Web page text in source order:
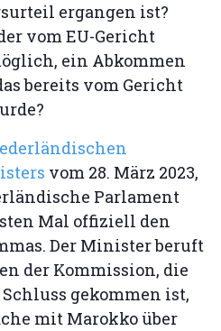
ergangen ist?
vom EU-Gericht
ein Abkommen
bereits vom Gericht
vom 28. März 2023,
Parlament
Mal offiziell den
Der Minister beruft
der Kommission, die
gekommen ist,
mit Marokko über